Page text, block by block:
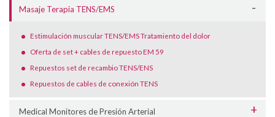
Masaje Terapia TENS/EMS
Estimulación muscular TENS/EMS Tratamiento del dolor
Oferta de set + cables de repuesto EM 59
Repuestos set de recambio TENS/ENS
Repuestos de cables de conexión TENS
Medical Monitores de Presión Arterial